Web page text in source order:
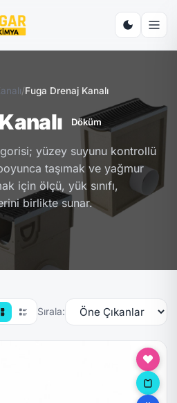
/Fuga Drenaj Kanalı
Döküm
yüzey suyunu kontrollü
taşımak ve yağmur
için ölçü, yük sınıfı,
birlikte sunar.
Sırala: